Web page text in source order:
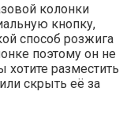
колонки
кнопку,
способ розжига
поэтому он не
разместить
скрыть её за